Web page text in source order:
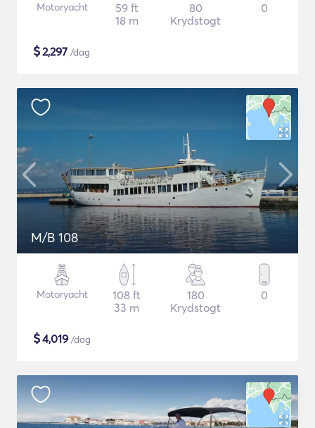
Motoryacht
59 ft
18 m
80
Krydstogt
0
$2,297 /dag
M/B 108
Motoryacht
108 ft
33 m
180
Krydstogt
0
$4,019 /dag